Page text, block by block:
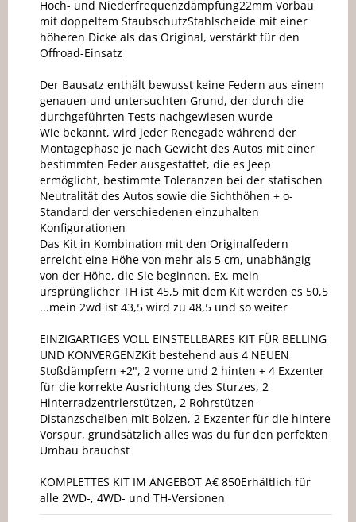
Hoch- und Niederfrequenzdämpfung22mm Vorbau
mit doppeltem StaubschutzStahlscheide mit einer
höheren Dicke als das Original, verstärkt für den
Offroad-Einsatz
Der Bausatz enthält bewusst keine Federn aus einem
genauen und untersuchten Grund, der durch die
durchgeführten Tests nachgewiesen wurde
Wie bekannt, wird jeder Renegade während der
Montagephase je nach Gewicht des Autos mit einer
bestimmten Feder ausgestattet, die es Jeep
ermöglicht, bestimmte Toleranzen bei der statischen
Neutralität des Autos sowie die Sichthöhen + o-
Standard der verschiedenen einzuhalten
Konfigurationen
Das Kit in Kombination mit den Originalfedern
erreicht eine Höhe von mehr als 5 cm, unabhängig
von der Höhe, die Sie beginnen. Ex. mein
ursprünglicher TH ist 45,5 mit dem Kit werden es 50,5
...mein 2wd ist 43,5 wird zu 48,5 und so weiter
EINZIGARTIGES VOLL EINSTELLBARES KIT FÜR BELLING
UND KONVERGENZKit bestehend aus 4 NEUEN
Stoßdämpfern +2", 2 vorne und 2 hinten + 4 Exzenter
für die korrekte Ausrichtung des Sturzes, 2
Hinterradzentrierstützen, 2 Rohrstützen-
Distanzscheiben mit Bolzen, 2 Exzenter für die hintere
Vorspur, grundsätzlich alles was du für den perfekten
Umbau brauchst
KOMPLETTES KIT IM ANGEBOT A€ 850Erhältlich für
alle 2WD-, 4WD- und TH-Versionen